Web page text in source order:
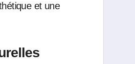
et une